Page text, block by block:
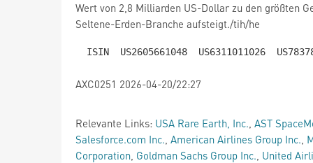
Wert von 2,8 Milliarden US-Dollar zu den größten
Seltene-Erden-Branche aufsteigt./tih/he
AXC0251 2026-04-20/22:27
Relevante Links: USA Rare Earth, Inc., AST
Salesforce.com Inc., American Airlines Group Inc.,
Corporation, Goldman Sachs Group Inc., United